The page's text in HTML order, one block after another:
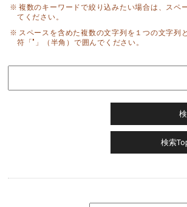
複数のキーワードで絞り込みたい場合は、スペ
てください。
スペースを含めた複数の文字列を１つの文字列
符「"」（半角）で囲んでください。